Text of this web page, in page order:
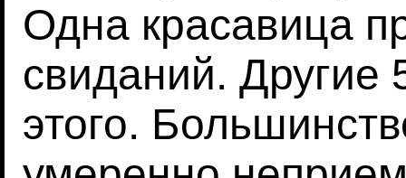
Одна красавица
свиданий. Другие
этого.